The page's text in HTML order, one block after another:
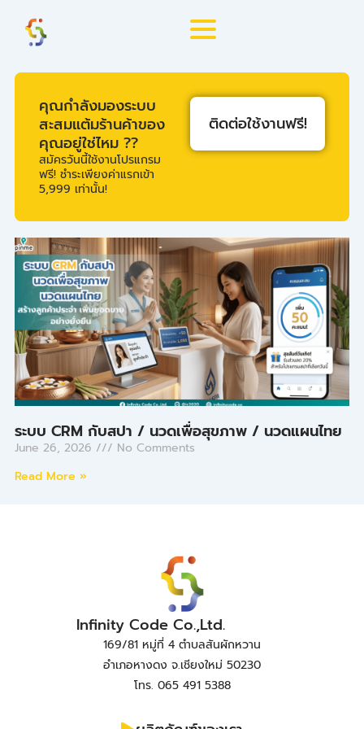
content
คุณกำลังมองระบบ
สะสมแต้มร้านค้าของ
คุณอยู่ใช่ไหม ??
สมัครวันนี้ใช้งานโปรแกรม
ฟรี! ชำระเพียงค่าแรกเข้า
5,999 เท่านั้น!
ติดต่อใช้งานฟรี!
ระบบ CRM กับสปา / นวดเพื่อสุขภาพ / นวดแผนไทย
June 26, 2026
No Comments
Read More »
Infinity Code Co.,Ltd.
169/81 หมู่ที่ 4 ตำบลสันผักหวาน
อำเภอหางดง จ.เชียงใหม่ 50230
โทร. 065 491 5388